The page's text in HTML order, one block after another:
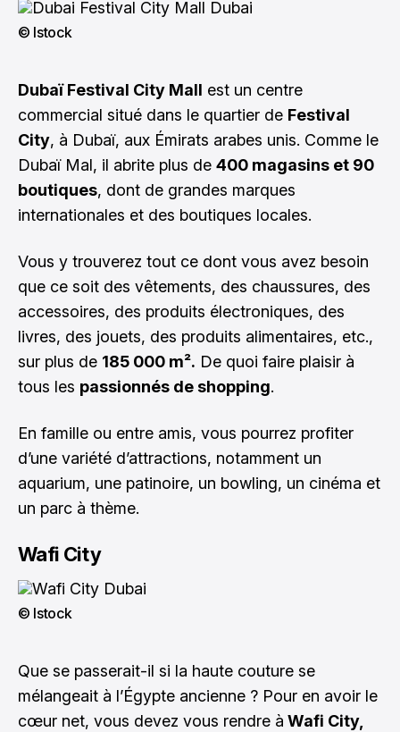
© Istock
Dubaï Festival City Mall est un centre
commercial situé dans le quartier de Festival
City, à Dubaï, aux Émirats arabes unis. Comme le
Dubaï Mal, il abrite plus de 400 magasins et 90
boutiques, dont de grandes marques
internationales et des boutiques locales.
Vous y trouverez tout ce dont vous avez besoin
que ce soit des vêtements, des chaussures, des
accessoires, des produits électroniques, des
livres, des jouets, des produits alimentaires, etc.,
sur plus de 185 000 m². De quoi faire plaisir à
tous les passionnés de shopping.
En famille ou entre amis, vous pourrez profiter
d’une variété d’attractions, notamment un
aquarium, une patinoire, un bowling, un cinéma et
un parc à thème.
Wafi City
© Istock
Que se passerait-il si la haute couture se
mélangeait à l’Égypte ancienne ? Pour en avoir le
cœur net, vous devez vous rendre à Wafi City,